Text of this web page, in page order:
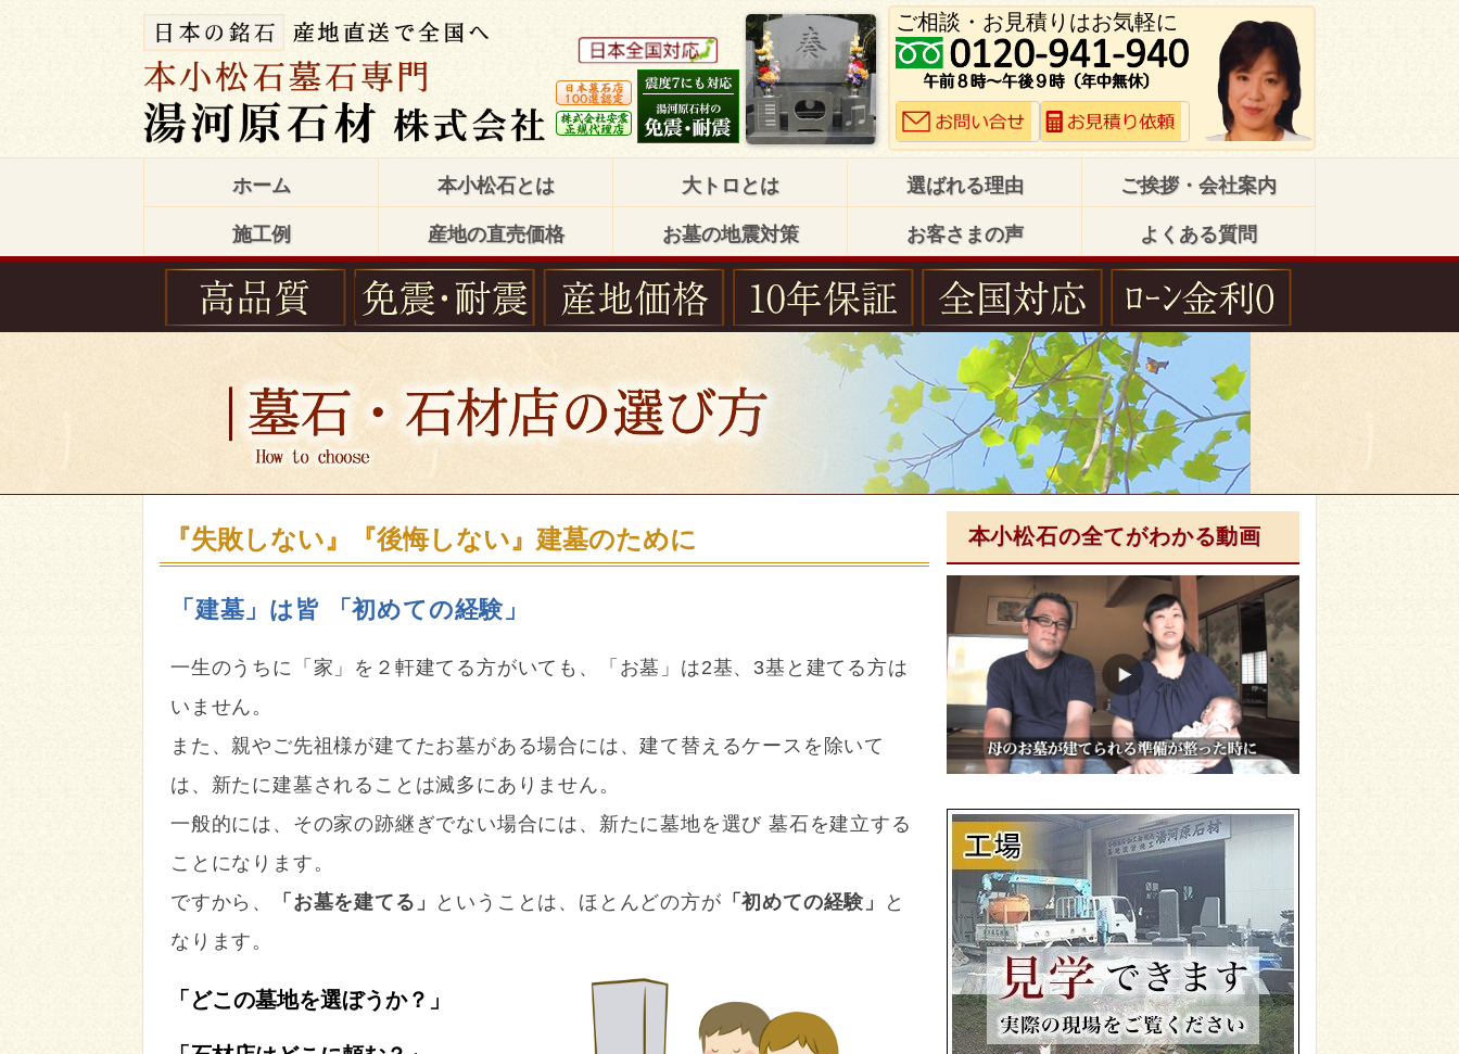
ご相談・お見積りはお気軽に
ホーム 本小松石とは 大トロとは 選ばれる理由 ご挨拶・会社案内
施工例 産地の直売価格 お墓の地震対策 お客さまの声 よくある質問
『失敗しない』『後悔しない』建墓のために
「建墓」は皆 「初めての経験」
一生のうちに「家」を２軒建てる方がいても、「お墓」は2基、3基と建てる方は
いません。
また、親やご先祖様が建てたお墓がある場合には、建て替えるケースを除いて
は、新たに建墓されることは滅多にありません。
一般的には、その家の跡継ぎでない場合には、新たに墓地を選び 墓石を建立する
ことになります。
ですから、
「お墓を建てる」 ということは、ほとんどの方が 「初めての経験」
と
なります。
「どこの墓地を選ぼうか？」
本小松石の全てがわかる動画